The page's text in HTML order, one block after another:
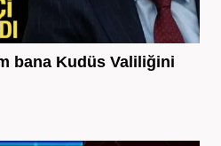
bana Kudüs Valiliğini